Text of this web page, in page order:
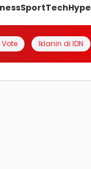
SportTechHype
Vote Iklanin di IDN